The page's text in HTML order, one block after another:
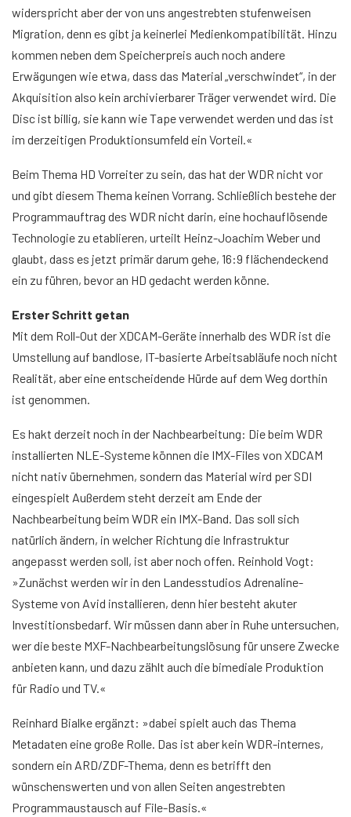
widerspricht aber der von uns angestrebten stufenweisen
Migration, denn es gibt ja keinerlei Medienkompatibilität. Hinzu
kommen neben dem Speicherpreis auch noch andere
Erwägungen wie etwa, dass das Material „verschwindet“, in der
Akquisition also kein archivierbarer Träger verwendet wird. Die
Disc ist billig, sie kann wie Tape verwendet werden und das ist
im derzeitigen Produktionsumfeld ein Vorteil.«
Beim Thema HD Vorreiter zu sein, das hat der WDR nicht vor
und gibt diesem Thema keinen Vorrang. Schließlich bestehe der
Programmauftrag des WDR nicht darin, eine hochauflösende
Technologie zu etablieren, urteilt Heinz-Joachim Weber und
glaubt, dass es jetzt primär darum gehe, 16:9 flächendeckend
ein zu führen, bevor an HD gedacht werden könne.
Erster Schritt getan
Mit dem Roll-Out der XDCAM-Geräte innerhalb des WDR ist die
Umstellung auf bandlose, IT-basierte Arbeitsabläufe noch nicht
Realität, aber eine entscheidende Hürde auf dem Weg dorthin
ist genommen.
Es hakt derzeit noch in der Nachbearbeitung: Die beim WDR
installierten NLE-Systeme können die IMX-Files von XDCAM
nicht nativ übernehmen, sondern das Material wird per SDI
eingespielt Außerdem steht derzeit am Ende der
Nachbearbeitung beim WDR ein IMX-Band. Das soll sich
natürlich ändern, in welcher Richtung die Infrastruktur
angepasst werden soll, ist aber noch offen. Reinhold Vogt:
»Zunächst werden wir in den Landesstudios Adrenaline-
Systeme von Avid installieren, denn hier besteht akuter
Investitionsbedarf. Wir müssen dann aber in Ruhe untersuchen,
wer die beste MXF-Nachbearbeitungslösung für unsere Zwecke
anbieten kann, und dazu zählt auch die bimediale Produktion
für Radio und TV.«
Reinhard Bialke ergänzt: »dabei spielt auch das Thema
Metadaten eine große Rolle. Das ist aber kein WDR-internes,
sondern ein ARD/ZDF-Thema, denn es betrifft den
wünschenswerten und von allen Seiten angestrebten
Programmaustausch auf File-Basis.«